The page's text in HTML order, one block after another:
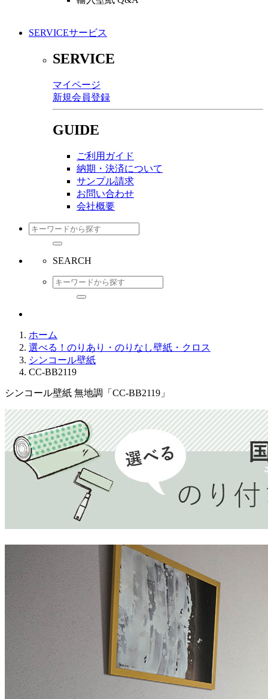
SERVICEサービス
SERVICE
マイページ
新規会員登録
GUIDE
ご利用ガイド
納期・決済について
サンプル請求
お問い合わせ
会社概要
SEARCH
ホーム
選べる！のりあり・のりなし壁紙・クロス
シンコール壁紙
CC-BB2119
シンコール壁紙 無地調「CC-BB2119」